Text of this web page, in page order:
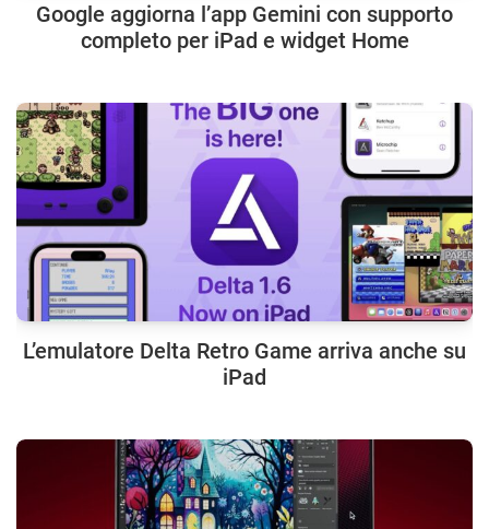
Google aggiorna l’app Gemini con supporto
completo per iPad e widget Home
L’emulatore Delta Retro Game arriva anche su
iPad